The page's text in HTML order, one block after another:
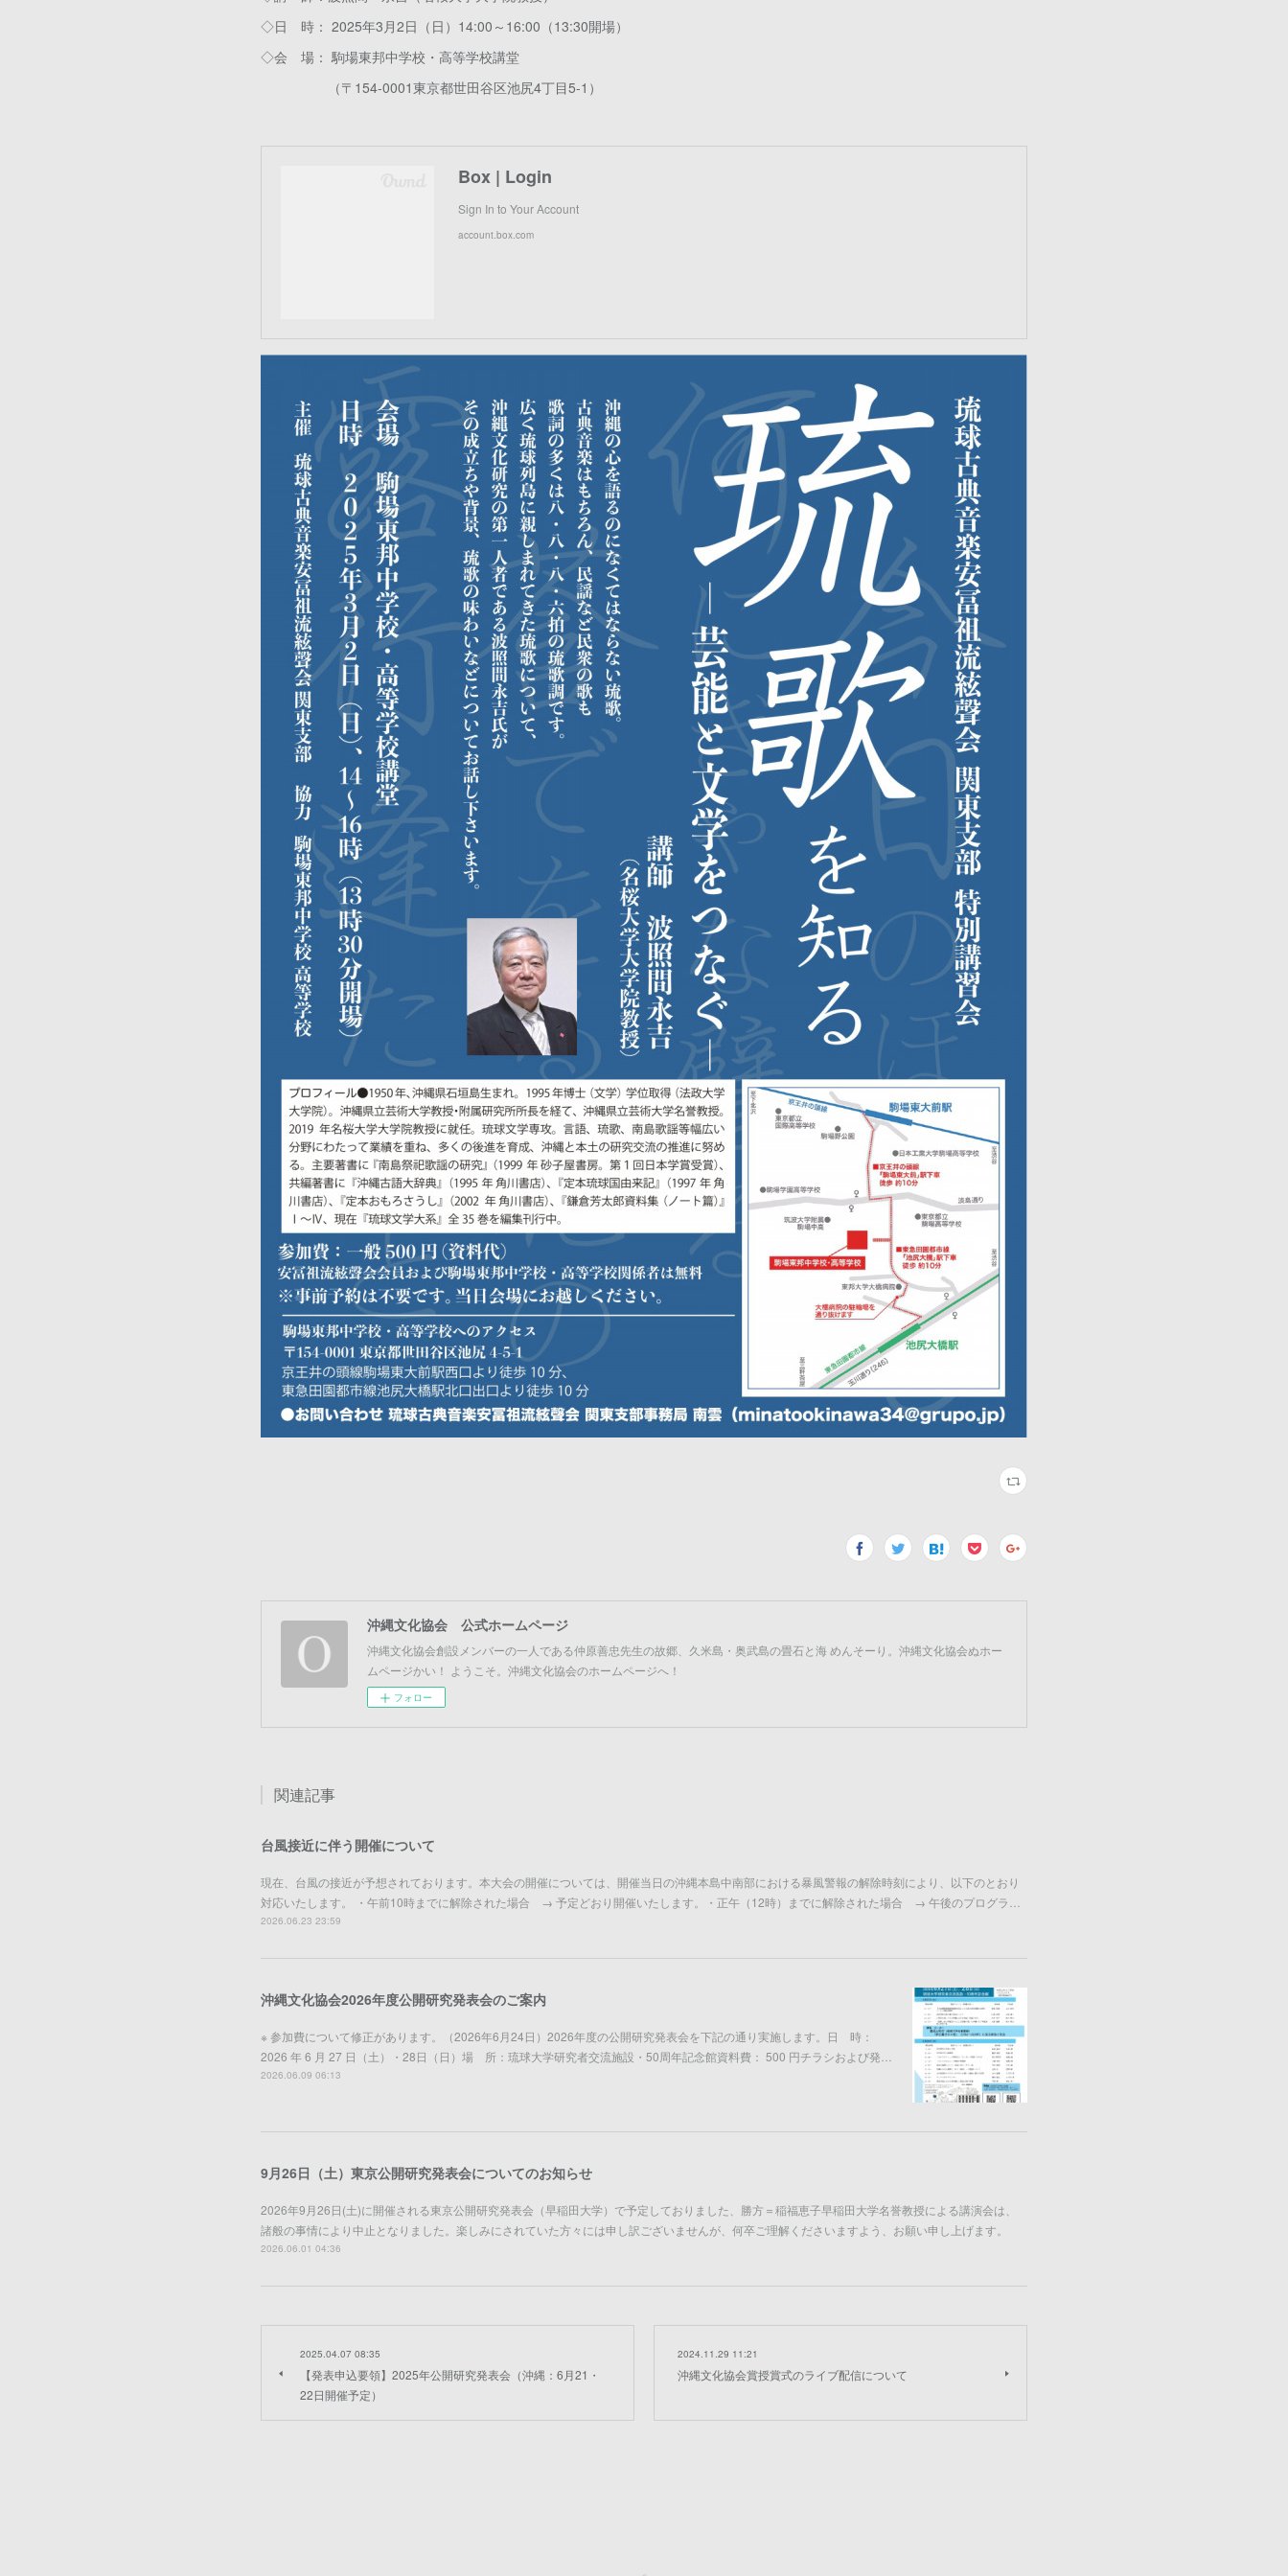
◇日 時： 2025年3月2日（日）14:00～16:00（13:30開場）
◇会 場： 駒場東邦中学校・高等学校講堂
（〒154-0001東京都世田谷区池尻4丁目5-1）
Box | Login
Sign In to Your Account
account.box.com
沖縄文化協会 公式ホームページ
沖縄文化協会創設メンバーの一人である仲原善忠先生の故郷、久米島・奥武島の畳石と海 めんそーり。沖縄文化協会ぬホー
ムページかい！ ようこそ。沖縄文化協会のホームページへ！
フォロー
関連記事
台風接近に伴う開催について
現在、台風の接近が予想されております。本大会の開催については、開催当日の沖縄本島中南部における暴風警報の解除時刻により、以下のとおり
対応いたします。 ・午前10時までに解除された場合 → 予定どおり開催いたします。・正午（12時）までに解除された場合 → 午後のプログラ…
2026.06.23 23:59
沖縄文化協会2026年度公開研究発表会のご案内
※ 参加費について修正があります。（2026年6月24日）2026年度の公開研究発表会を下記の通り実施します。日 時：
2026 年 6 月 27 日（土）・28日（日）場 所：琉球大学研究者交流施設・50周年記念館資料費： 500 円チラシおよび発…
2026.06.09 06:13
9月26日（土）東京公開研究発表会についてのお知らせ
2026年9月26日(土)に開催される東京公開研究発表会（早稲田大学）で予定しておりました、勝方＝稲福恵子早稲田大学名誉教授による講演会は、
諸般の事情により中止となりました。楽しみにされていた方々には申し訳ございませんが、何卒ご理解くださいますよう、お願い申し上げます。
2026.06.01 04:36
2025.04.07 08:35
【発表申込要領】2025年公開研究発表会（沖縄：6月21・
22日開催予定）
2024.11.29 11:21
沖縄文化協会賞授賞式のライブ配信について